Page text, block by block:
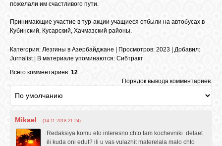
ОБЪЯВЛЕНИЯ
ВОПРОСЫ /
ОТВЕТЫ
ВХОД
пожелали им счастливого пути.
Принимающие участие в тур-акции учащиеся отбыли на автобусах в
Кубинский, Кусарский, Хачмазский районы.
Категория: Лезгины в Азербайджане | Просмотров: 2023 | Добавил:
Jurnalist| В материале упоминаются: Сибтракт
Всего комментариев: 12
Порядок вывода комментариев:
Mikael (14.11.2018 21:24)
Redaksiya komu eto interesno chto tam kochevniki delaet
ili kuda oni edut? ili u vas vulazhit materelala malo chto